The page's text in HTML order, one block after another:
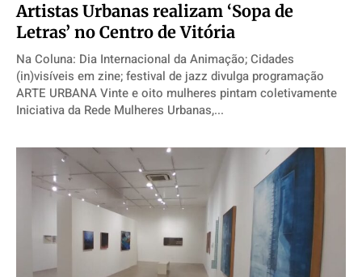
Artistas Urbanas realizam ‘Sopa de
Letras’ no Centro de Vitória
Na Coluna: Dia Internacional da Animação; Cidades
(in)visíveis em zine; festival de jazz divulga programação
ARTE URBANA Vinte e oito mulheres pintam coletivamente
Iniciativa da Rede Mulheres Urbanas,...